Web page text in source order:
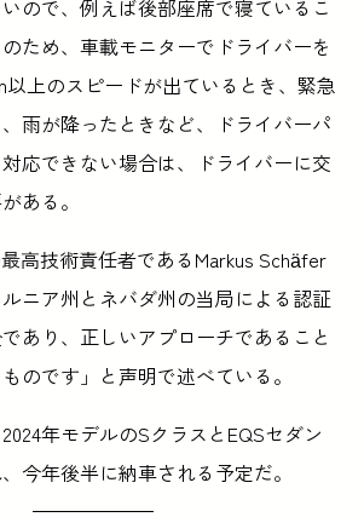
ので、例えば後部座席で寝ているこ
ため、車載モニターでドライバーを
以上のスピードが出ているとき、緊急
雨が降ったときなど、ドライバーパ
応できない場合は、ドライバーに交
ある。
高技術責任者であるMarkus Schäfer
ニア州とネバダ州の当局による認証
あり、正しいアプローチであること
のです」と声明で述べている。
年モデルのSクラスとEQSセダン
今年後半に納車される予定だ。